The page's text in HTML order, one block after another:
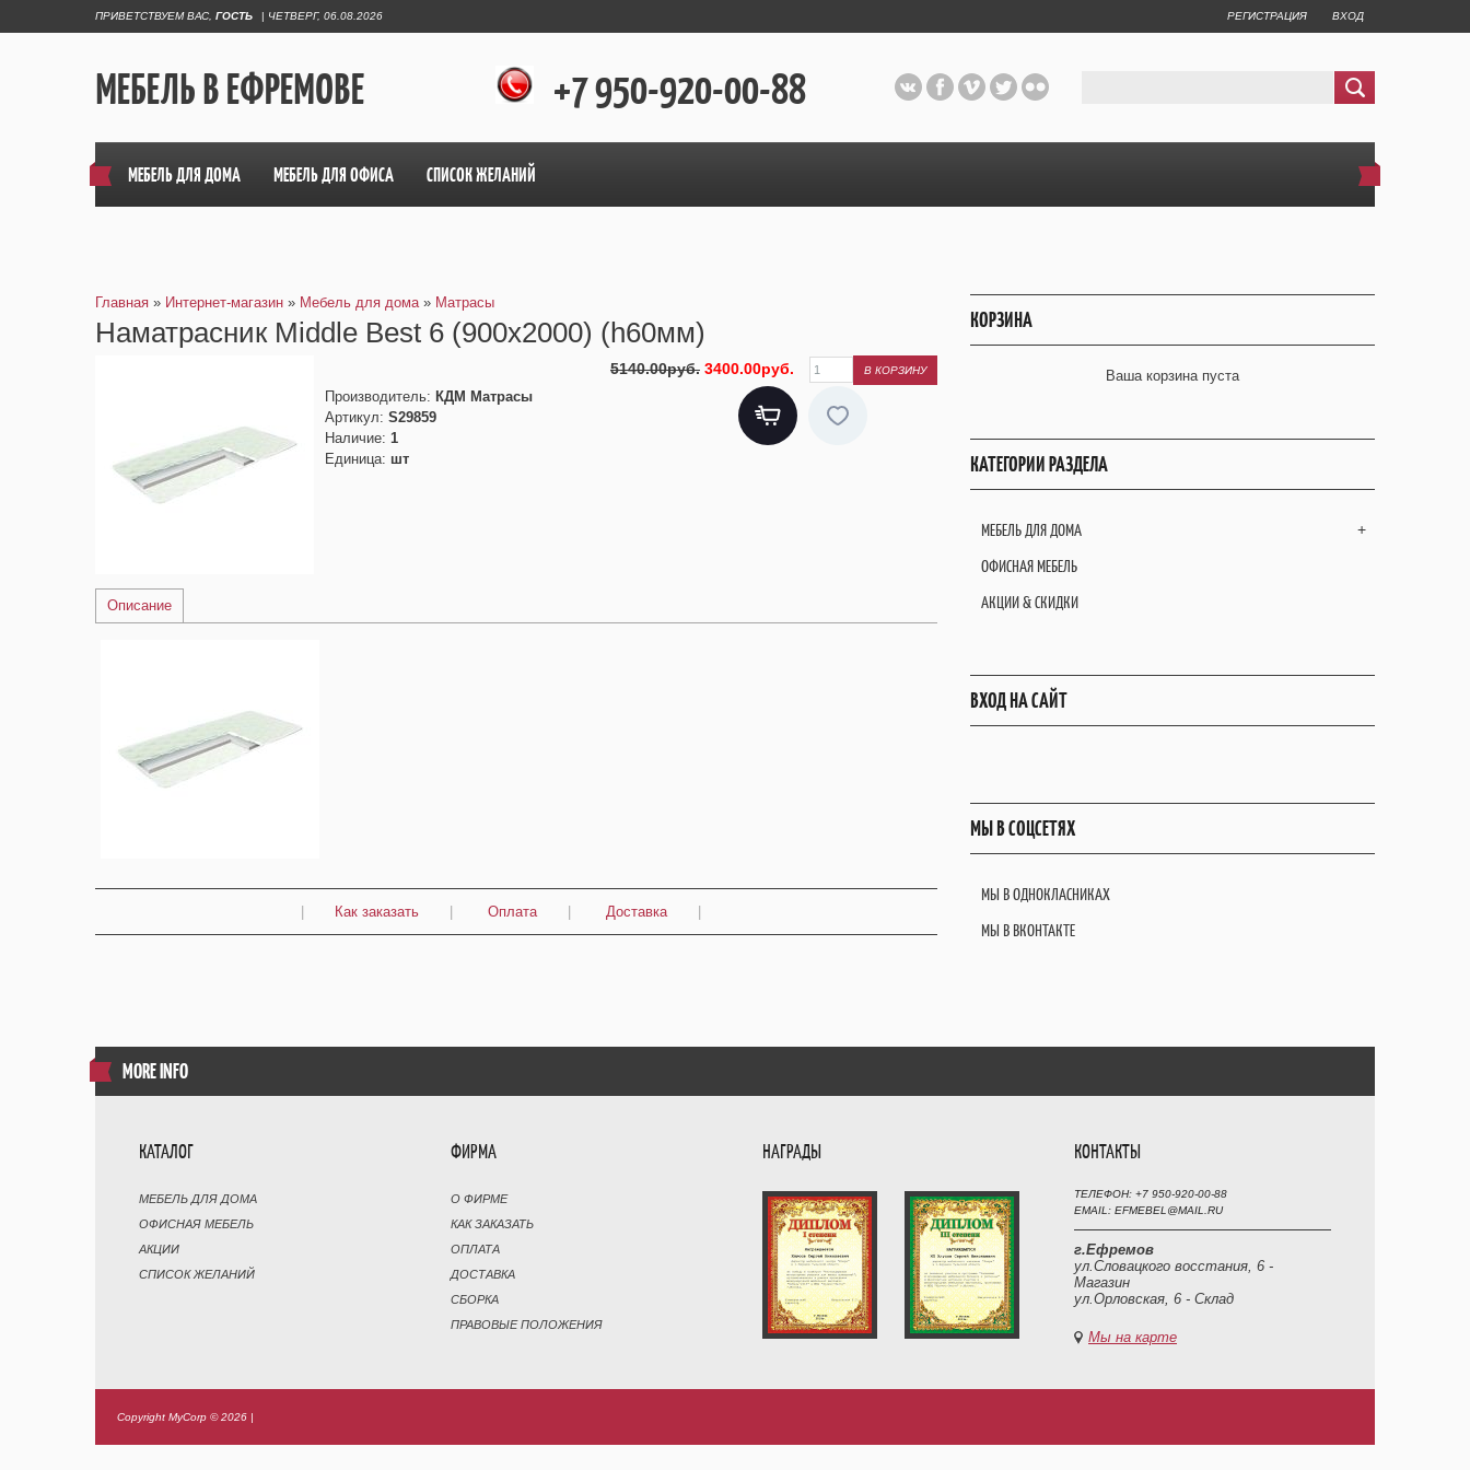
ПРИВЕТСТВУЕМ ВАС ГОСТЬ | ЧЕТВЕРГ, 06.08.2026 РЕГИСТРАЦИЯ ВХОД
МЕБЕЛЬ В ЕФРЕМОВЕ +7 950-920-00-88
МЕБЕЛЬ ДЛЯ ДОМА МЕБЕЛЬ ДЛЯ ОФИСА СПИСОК ЖЕЛАНИЙ
Главная » Интернет-магазин » Мебель для дома » Матрасы
Наматрасник Middle Best 6 (900х2000) (h60мм)
5140.00руб. 3400.00руб.
Производитель: КДМ Матрасы
Артикул: S29859
Наличие: 1
Единица: шт
Описание
| Как заказать | Оплата | Доставка |
КОРЗИНА
Ваша корзина пуста
КАТЕГОРИИ РАЗДЕЛА
+
МЕБЕЛЬ ДЛЯ ДОМА
ОФИСНАЯ МЕБЕЛЬ
АКЦИИ & СКИДКИ
ВХОД НА САЙТ
МЫ В СОЦСЕТЯХ
МЫ В ОДНОКЛАСНИКАХ
МЫ В ВКОНТАКТЕ
MORE INFO
КАТАЛОГ
МЕБЕЛЬ ДЛЯ ДОМА
ОФИСНАЯ МЕБЕЛЬ
АКЦИИ
СПИСОК ЖЕЛАНИЙ
ФИРМА
О ФИРМЕ
КАК ЗАКАЗАТЬ
ОПЛАТА
ДОСТАВКА
СБОРКА
ПРАВОВЫЕ ПОЛОЖЕНИЯ
НАГРАДЫ КОНТАКТЫ
ТЕЛЕФОН: +7 950-920-00-88
EMAIL: EFMEBEL@MAIL.RU
г.Ефремов
ул.Словацкого восстания, 6 -
Магазин
ул.Орловская, 6 - Склад
Мы на карте
Copyright MyCorp © 2026 |